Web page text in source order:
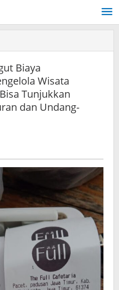
Biaya
Wisata
Tunjukkan
dan Undang-